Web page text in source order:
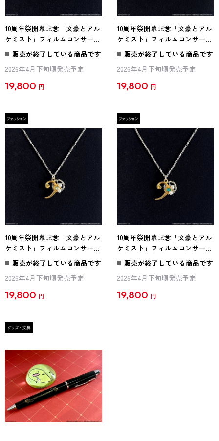
10周年祭開幕記念「文豪とアル
ケミスト」フィルムコンサート
ペンダント 島崎藤村
販売が終了している商品です
2026年4月下旬頃発売予定
19,800 円
10周年祭開幕記念「文豪とアル
ケミスト」フィルムコンサート
ペンダント 三木露風
販売が終了している商品です
2026年4月下旬頃発売予定
19,800 円
10周年祭開幕記念「文豪とアル
ケミスト」フィルムコンサート
ペンダント 三好達治
販売が終了している商品です
2026年4月下旬頃発売予定
19,800 円
10周年祭開幕記念「文豪とアル
ケミスト」フィルムコンサート
ペンダント 徳田秋声
販売が終了している商品です
2026年4月下旬頃発売予定
19,800 円